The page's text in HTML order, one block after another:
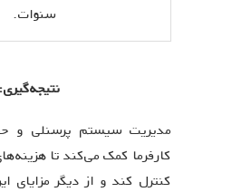
سنوات.
نتیجه‌گیری:
مدیریت سیستم پرسنلی و
کارفرما کمک می‌کند تا
کنترل کند و از دیگر مزایای